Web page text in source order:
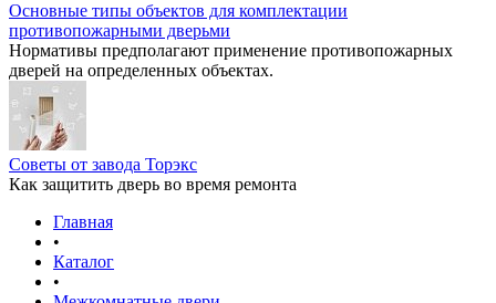
Основные типы объектов для комплектации
противопожарными дверьми
Нормативы предполагают применение противопожарных
дверей на определенных объектах.
Советы от завода Торэкс
Как защитить дверь во время ремонта
Главная
•
Каталог
•